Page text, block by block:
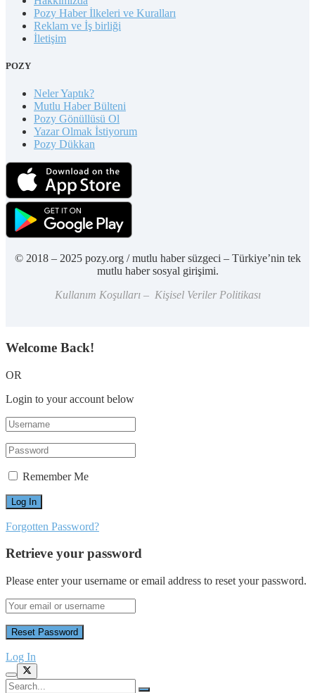
Pozy Haber İlkeleri ve Kuralları
Reklam ve İş birliği
İletişim
POZY
Neler Yaptık?
Mutlu Haber Bülteni
Pozy Gönüllüsü Ol
Yazar Olmak İstiyorum
Pozy Dükkan
© 2018 – 2025 pozy.org / mutlu haber süzgeci – Türkiye’nin tek
mutlu haber sosyal girişimi.
Kullanım Koşulları – Kişisel Veriler Politikası
Welcome Back!
OR
Login to your account below
Remember Me
Forgotten Password?
Retrieve your password
Please enter your username or email address to reset your password.
Log In